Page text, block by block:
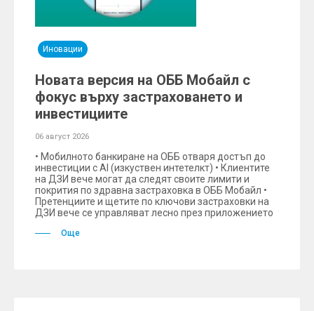
Иновации
Новата версия на ОББ Мобайл с
фокус върху застраховането и
инвестициите
06 август 2026
• Мобилното банкиране на ОББ отваря достъп до
инвестиции с AI (изкуствен интетелкт) • Клиентите
на ДЗИ вече могат да следят своите лимити и
покрития по здравна застраховка в ОББ Мобайл •
Претенциите и щетите по ключови застраховки на
ДЗИ вече се управляват лесно през приложението
Още